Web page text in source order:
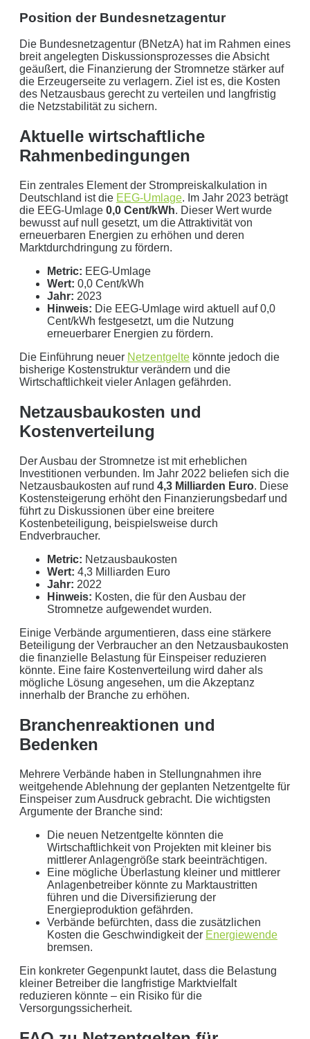
Bitte lasse dieses Feld leer.
Mit dem Absenden erklären Sie sich mit derDatenverarbeitung
Zustimmung an Dritte weiter. Wir verwenden Ihre Daten nicht zu
Werbezwecken in Form von Newslettern oder sonstigen
Werbeformaten.
REGIONAL. PERSÖNLICH. TYPISCH
NORDDEUTSCH.
Sie erhalten einen Anruf von uns innerhalb von
Stunden.Getreu unser Markenpersönlichkeit
behandeln wir Ihr Anliegen von der ersten Minute an
Tugenden.
nur mit regionalen Partnern und exklusiv für unsere
Kunden in Schleswig-Holstein.
Ihre Daten in guten Händen:
keine Weitergabe an Dritte
sichere Datenübertragung
Datenlöschung nach Art. 17 DSGVO
Keine Newsletter oder Spam
Position der Bundesnetzagentur
Die Bundesnetzagentur (BNetzA) hat im Rahmen eines
breit angelegten Diskussionsprozesses die Absicht
geäußert, die Finanzierung der Stromnetze stärker auf
die Erzeugerseite zu verlagern. Ziel ist es, die Kosten
des Netzausbaus gerecht zu verteilen und langfristig
die Netzstabilität zu sichern.
Aktuelle wirtschaftliche
Rahmenbedingungen
Ein zentrales Element der Strompreiskalkulation in
Deutschland ist die EEG-Umlage. Im Jahr 2023 beträgt
die EEG-Umlage 0,0 Cent/kWh. Dieser Wert wurde
bewusst auf null gesetzt, um die Attraktivität von
erneuerbaren Energien zu erhöhen und deren
Marktdurchdringung zu fördern.
Metric: EEG-Umlage
Wert: 0,0 Cent/kWh
Jahr: 2023
Hinweis: Die EEG-Umlage wird aktuell auf 0,0
Cent/kWh festgesetzt, um die Nutzung
erneuerbarer Energien zu fördern.
Die Einführung neuer Netzentgelte könnte jedoch die
bisherige Kostenstruktur verändern und die
Wirtschaftlichkeit vieler Anlagen gefährden.
Netzausbaukosten und
Kostenverteilung
Der Ausbau der Stromnetze ist mit erheblichen
Investitionen verbunden. Im Jahr 2022 beliefen sich die
Netzausbaukosten auf rund 4,3 Milliarden Euro. Diese
Kostensteigerung erhöht den Finanzierungsbedarf und
führt zu Diskussionen über eine breitere
Kostenbeteiligung, beispielsweise durch
Endverbraucher.
Metric: Netzausbaukosten
Wert: 4,3 Milliarden Euro
Jahr: 2022
Hinweis: Kosten, die für den Ausbau der
Stromnetze aufgewendet wurden.
Einige Verbände argumentieren, dass eine stärkere
Beteiligung der Verbraucher an den Netzausbaukosten
die finanzielle Belastung für Einspeiser reduzieren
könnte. Eine faire Kostenverteilung wird daher als
mögliche Lösung angesehen, um die Akzeptanz
innerhalb der Branche zu erhöhen.
Branchenreaktionen und
Bedenken
Mehrere Verbände haben in Stellungnahmen ihre
weitgehende Ablehnung der geplanten Netzentgelte für
Einspeiser zum Ausdruck gebracht. Die wichtigsten
Argumente der Branche sind:
Die neuen Netzentgelte könnten die
Wirtschaftlichkeit von Projekten mit kleiner bis
mittlerer Anlagengröße stark beeinträchtigen.
Eine mögliche Überlastung kleiner und mittlerer
Anlagenbetreiber könnte zu Marktaustritten
führen und die Diversifizierung der
Energieproduktion gefährden.
Verbände befürchten, dass die zusätzlichen
Kosten die Geschwindigkeit der Energiewende
bremsen.
Ein konkreter Gegenpunkt lautet, dass die Belastung
kleiner Betreiber die langfristige Marktvielfalt
reduzieren könnte – ein Risiko für die
Versorgungssicherheit.